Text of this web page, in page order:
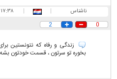
ناشناس |
|
۱۷:۳۸ - ۱۴۰۵/۰۳/۱۱
0
2
زندگی و رفاه که نتونستین
بخوره تو سرتون ، قسمت خودتون بشه